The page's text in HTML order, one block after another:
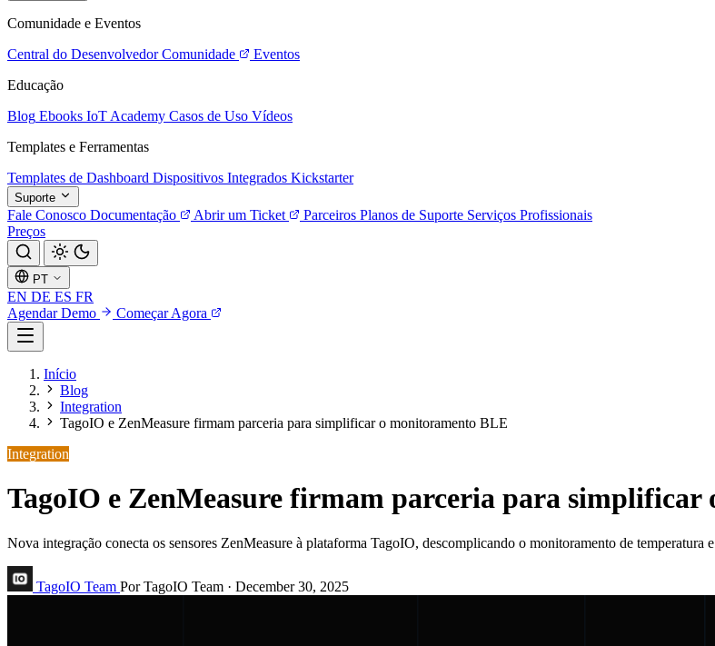
Comunidade e Eventos
Central do Desenvolvedor Comunidade
Eventos
Educação
Blog Ebooks IoT Academy Casos de Uso Vídeos
Templates e Ferramentas
Templates de Dashboard Dispositivos Integrados Kickstarter
Suporte
Fale Conosco Documentação Abrir um Ticket Parceiros Planos de Suporte Serviços Profissionais
Preços
PT
EN DE ES FR
Agendar Demo
Começar Agora
Início
Blog
Integration
TagoIO e ZenMeasure firmam parceria para simplificar o monitoramento BLE
Integration
TagoIO e ZenMeasure firmam parceria para
Nova integração conecta os sensores ZenMeasure à plataforma TagoIO, descomplicando o monitoramento de
TagoIO Team Por TagoIO Team · December 30, 2025